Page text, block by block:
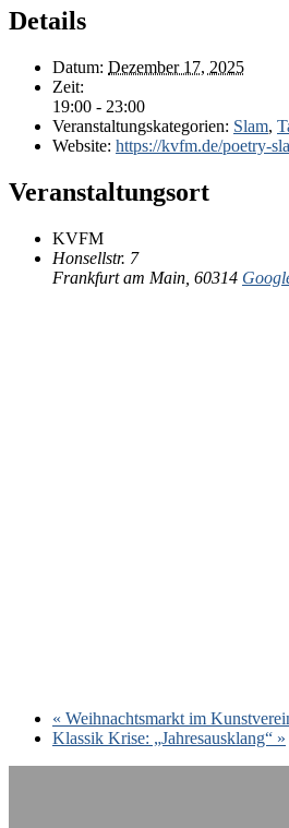
Details
Datum: Dezember 17, 2025
Zeit:
19:00 - 23:00
Veranstaltungskategorien: Slam,
Website: https://kvfm.de/poetry-
Veranstaltungsort
KVFM
Honsellstr. 7
Frankfurt am Main 60314
« Weihnachtsmarkt im
Klassik Krise: „Jahresausklang“ »